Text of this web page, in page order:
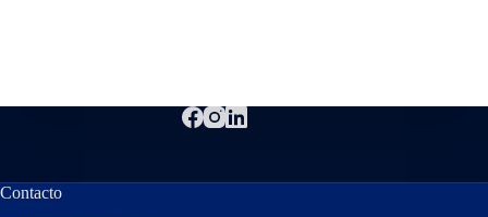
Contacto